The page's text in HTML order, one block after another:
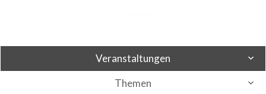
Veranstaltungen
Themen